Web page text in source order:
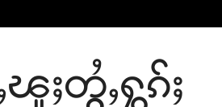
ၽူႈတွႆႇႁွၵ်ႈ